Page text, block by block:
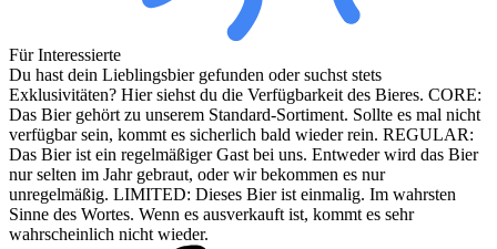
Für Interessierte
Du hast dein Lieblingsbier gefunden oder suchst stets
Exklusivitäten? Hier siehst du die Verfügbarkeit des Bieres. CORE:
Das Bier gehört zu unserem Standard-Sortiment. Sollte es mal nicht
verfügbar sein, kommt es sicherlich bald wieder rein. REGULAR:
Das Bier ist ein regelmäßiger Gast bei uns. Entweder wird das Bier
nur selten im Jahr gebraut, oder wir bekommen es nur
unregelmäßig. LIMITED: Dieses Bier ist einmalig. Im wahrsten
Sinne des Wortes. Wenn es ausverkauft ist, kommt es sehr
wahrscheinlich nicht wieder.